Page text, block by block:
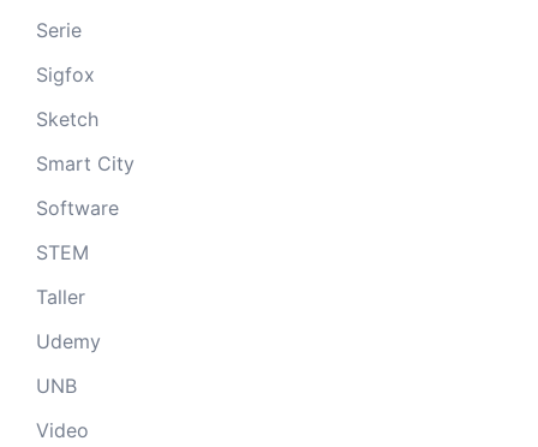
Serie
Sigfox
Sketch
Smart City
Software
STEM
Taller
Udemy
UNB
Video